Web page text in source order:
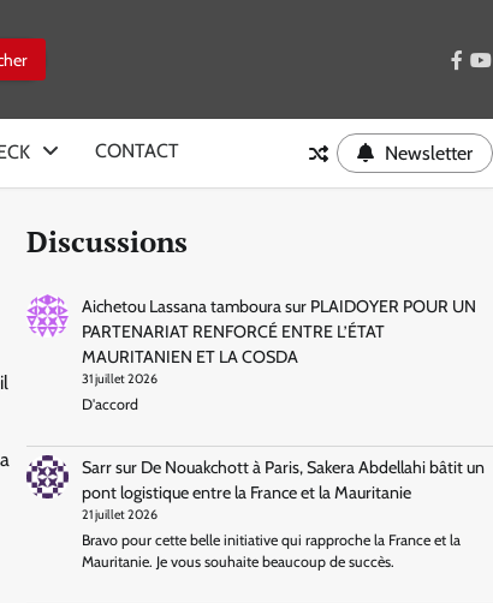
CONTACT Newsletter
Discussions
Aichetou Lassana tambourasur PLAIDOYER POUR UN
PARTENARIAT RENFORCÉ ENTRE L’ÉTAT
MAURITANIEN ET LA COSDA
31 juillet 2026
D'accord
Sarrsur De Nouakchott à Paris, Sakera Abdellahi bâtit un
pont logistique entre la France et la Mauritanie
21 juillet 2026
Bravo pour cette belle initiative qui rapproche la France et la
Mauritanie. Je vous souhaite beaucoup de succès.